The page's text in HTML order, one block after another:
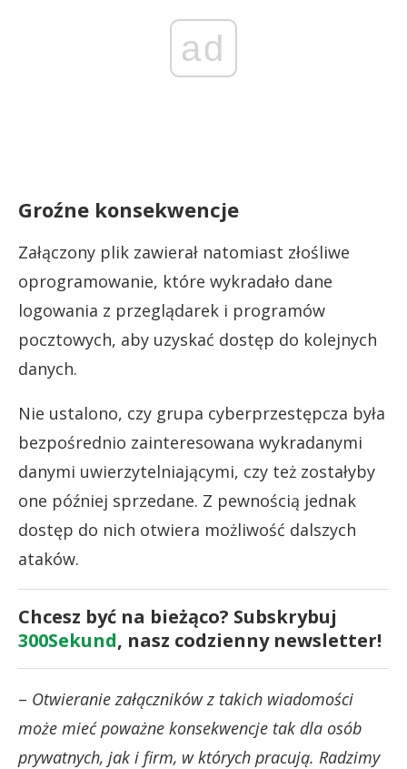
ad
Groźne konsekwencje
Załączony plik zawierał natomiast złośliwe
oprogramowanie, które wykradało dane
logowania z przeglądarek i programów
pocztowych, aby uzyskać dostęp do kolejnych
danych.
Nie ustalono, czy grupa cyberprzestępcza była
bezpośrednio zainteresowana wykradanymi
danymi uwierzytelniającymi, czy też zostałyby
one później sprzedane. Z pewnością jednak
dostęp do nich otwiera możliwość dalszych
ataków.
Chcesz być na bieżąco? Subskrybuj
300Sekund, nasz codzienny newsletter!
– Otwieranie załączników z takich wiadomości
może mieć poważne konsekwencje tak dla osób
prywatnych, jak i firm, w których pracują. Radzimy